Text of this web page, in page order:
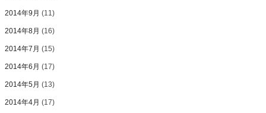
2014年9月 (11)
2014年8月 (16)
2014年7月 (15)
2014年6月 (17)
2014年5月 (13)
2014年4月 (17)